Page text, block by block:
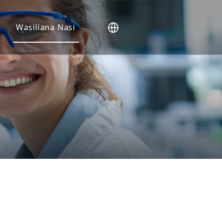
(NHP).
za Ex Vivo
za Uhai
IND
Mara kwa Mara
Wasiliana Nasi